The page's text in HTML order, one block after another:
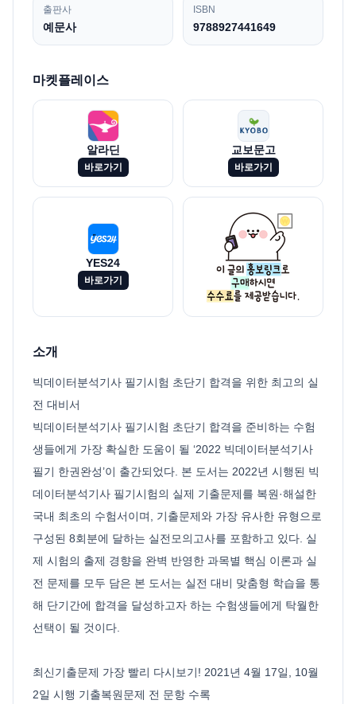
출판사
예문사
ISBN
9788927441649
마켓플레이스
알라딘
바로가기
교보문고
바로가기
YES24
바로가기
소개
빅데이터분석기사 필기시험 초단기 합격을 위한 최고의 실
전 대비서
빅데이터분석기사 필기시험 초단기 합격을 준비하는 수험
생들에게 가장 확실한 도움이 될 ‘2022 빅데이터분석기사
필기 한권완성’이 출간되었다. 본 도서는 2022년 시행된 빅
데이터분석기사 필기시험의 실제 기출문제를 복원·해설한
국내 최초의 수험서이며, 기출문제와 가장 유사한 유형으로
구성된 8회분에 달하는 실전모의고사를 포함하고 있다. 실
제 시험의 출제 경향을 완벽 반영한 과목별 핵심 이론과 실
전 문제를 모두 담은 본 도서는 실전 대비 맞춤형 학습을 통
해 단기간에 합격을 달성하고자 하는 수험생들에게 탁월한
선택이 될 것이다.
최신기출문제 가장 빨리 다시보기! 2021년 4월 17일, 10월
2일 시행 기출복원문제 전 문항 수록